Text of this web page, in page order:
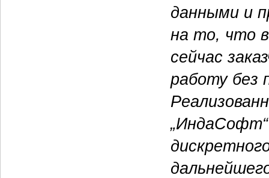
данными и
на то, что
сейчас
работу без